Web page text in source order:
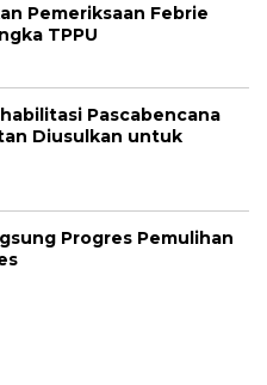
Pemeriksaan Febrie
TPPU
Pascabencana
Diusulkan untuk
Progres Pemulihan